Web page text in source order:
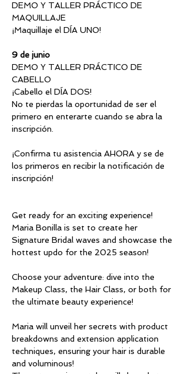
DEMO Y TALLER PRÁCTICO DE
MAQUILLAJE
¡Maquillaje el DÍA UNO!
9 de junio
DEMO Y TALLER PRÁCTICO DE
CABELLO
¡Cabello el DÍA DOS!
No te pierdas la oportunidad de ser el
primero en enterarte cuando se abra la
inscripción.
¡Confirma tu asistencia AHORA y se de
los primeros en recibir la notificación de
inscripción!
Get ready for an exciting experience!
Maria Bonilla is set to create her
Signature Bridal waves and showcase the
hottest updo for the 2025 season!
Choose your adventure: dive into the
Makeup Class, the Hair Class, or both for
the ultimate beauty experience!
Maria will unveil her secrets with product
breakdowns and extension application
techniques, ensuring your hair is durable
and voluminous!